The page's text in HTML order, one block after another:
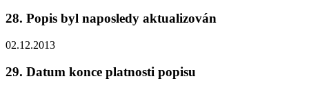
28. Popis byl naposledy aktualizován
02.12.2013
29. Datum konce platnosti popisu